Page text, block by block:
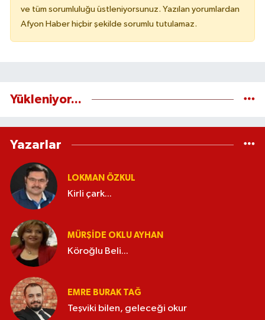
ve tüm sorumluluğu üstleniyorsunuz. Yazılan yorumlardan
Afyon Haber hiçbir şekilde sorumlu tutulamaz.
Yükleniyor...
Yazarlar
LOKMAN ÖZKUL
Kirli çark...
MÜRŞIDE OKLU AYHAN
Köroğlu Beli...
EMRE BURAK TAĞ
Teşviki bilen, geleceği okur